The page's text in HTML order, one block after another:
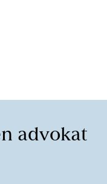
advokat